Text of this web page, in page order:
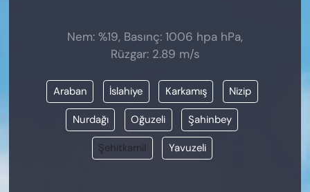
Nem: %19, Basınç: 1006 hpa hPa,
Rüzgar: 2.89 m/s
Araban İslahiye Karkamış Nizip
Nurdağı Oğuzeli Şahinbey
Şehitkamil Yavuzeli
ÖZEL HABER
SİYASET
VAN VE DİYARBAKIR HABERLERİ